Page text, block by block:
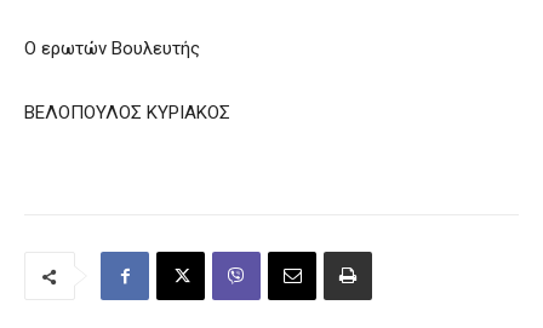
Ο ερωτών Βουλευτής
ΒΕΛΟΠΟΥΛΟΣ ΚΥΡΙΑΚΟΣ